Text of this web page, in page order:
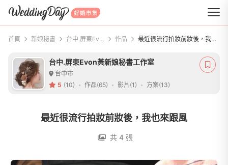
WeddingDay 好婚市集
首頁 新娘秘書 台中.屏東Evon黃新娘秘書工作室 作品 最近很流行拍妝前妝後，我也來跟風
台中.屏東Evon黃新娘秘書工作室
台中市
5 (10) 作品(65) 影片(1) 方案(13)
最近很流行拍妝前妝後，我也來跟風
共 4 張